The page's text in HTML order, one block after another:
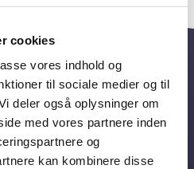
cookies
vores indhold og
til sociale medier og til
deler også oplysninger om
med vores partnere inden
og
kan kombinere disse